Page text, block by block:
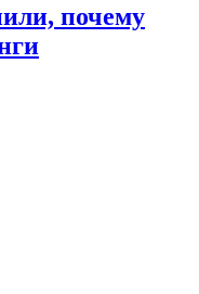
почему